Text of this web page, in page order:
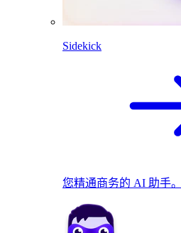
Sidekick
您精通商务的 AI 助手。